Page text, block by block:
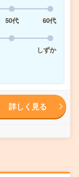
50代
60代
しずか
詳しく見る